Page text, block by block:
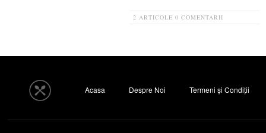
2 ARTICOLE 0 COMENTARII
Acasa Despre Noi Termeni și Condiții